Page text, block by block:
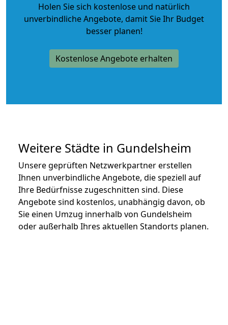
Holen Sie sich kostenlose und natürlich
unverbindliche Angebote, damit Sie Ihr Budget
besser planen!
Kostenlose Angebote erhalten
Weitere Städte in Gundelsheim
Unsere geprüften Netzwerkpartner erstellen
Ihnen unverbindliche Angebote, die speziell auf
Ihre Bedürfnisse zugeschnitten sind. Diese
Angebote sind kostenlos, unabhängig davon, ob
Sie einen Umzug innerhalb von Gundelsheim
oder außerhalb Ihres aktuellen Standorts planen.